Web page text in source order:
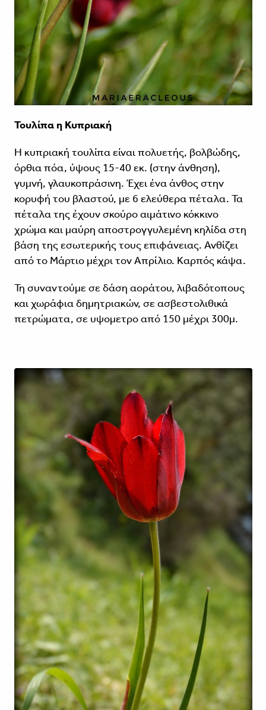
Τουλίπα η Κυπριακή
Η κυπριακή τουλίπα είναι πολυετής, βολβώδης,
όρθια πόα, ύψους 15-40 εκ. (στην άνθηση),
γυμνή, γλαυκοπράσινη. Έχει ένα άνθος στην
κορυφή του βλαστού, με 6 ελεύθερα πέταλα. Τα
πέταλα της έχουν σκούρο αιμάτινο κόκκινο
χρώμα και μαύρη αποστρογγυλεμένη κηλίδα στη
βάση της εσωτερικής τους επιφάνειας. Ανθίζει
από το Μάρτιο μέχρι τον Απρίλιο. Καρπός κάψα.
Τη συναντούμε σε δάση αοράτου, λιβαδότοπους
και χωράφια δημητριακών, σε ασβεστολιθικά
πετρώματα, σε υψομετρο από 150 μέχρι 300μ.